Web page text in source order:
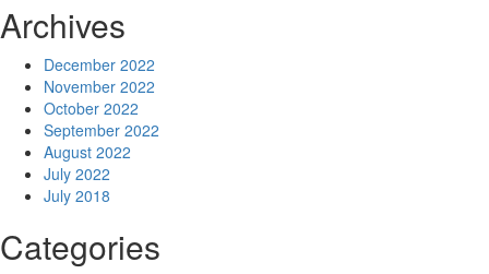
Archives
December 2022
November 2022
October 2022
September 2022
August 2022
July 2022
July 2018
Categories